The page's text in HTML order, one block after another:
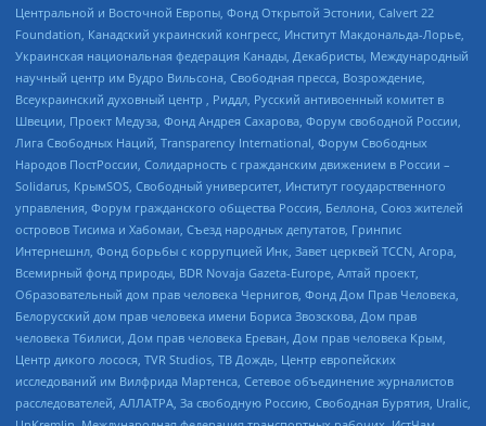
Центральной и Восточной Европы, Фонд Открытой Эстонии, Calvert 22
Foundation, Канадский украинский конгресс, Институт Макдональда-Лорье,
Украинская национальная федерация Канады, Декабристы, Международный
научный центр им Вудро Вильсона, Свободная пресса, Возрождение,
Всеукраинский духовный центр , Риддл, Русский антивоенный комитет в
Швеции, Проект Медуза, Фонд Андрея Сахарова, Форум свободной России,
Лига Свободных Наций, Transparеncy International, Форум Свободных
Народов ПостРоссии, Солидарность с гражданским движением в России –
Solidarus, КрымSOS, Свободный университет, Институт государственного
управления, Форум гражданского общества Россия, Беллона, Союз жителей
островов Тисима и Хабомаи, Съезд народных депутатов, Гринпис
Интернешнл, Фонд борьбы с коррупцией Инк, Завет церквей TCCN, Агора,
Всемирный фонд природы, BDR Novaja Gazeta-Europe, Алтай проект,
Образовательный дом прав человека Чернигов, Фонд Дом Прав Человека,
Белорусский дом прав человека имени Бориса Звозскова, Дом прав
человека Тбилиси, Дом прав человека Ереван, Дом прав человека Крым,
Центр дикого лосося, TVR Studios, ТВ Дождь, Центр европейских
исследований им Вилфрида Мартенса, Сетевое объединение журналистов
расследователей, АЛЛАТРА, За свободную Россию, Свободная Бурятия, Uralic,